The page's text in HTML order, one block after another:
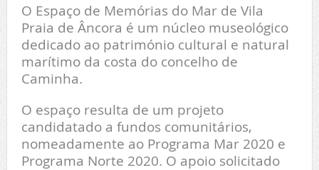
O Espaço de Memórias do Mar de Vila
Praia de Âncora é um núcleo museológico
dedicado ao património cultural e natural
marítimo da costa do concelho de
Caminha.
O espaço resulta de um projeto
candidatado a fundos comunitários,
nomeadamente ao Programa Mar 2020 e
Programa Norte 2020. O apoio solicitado